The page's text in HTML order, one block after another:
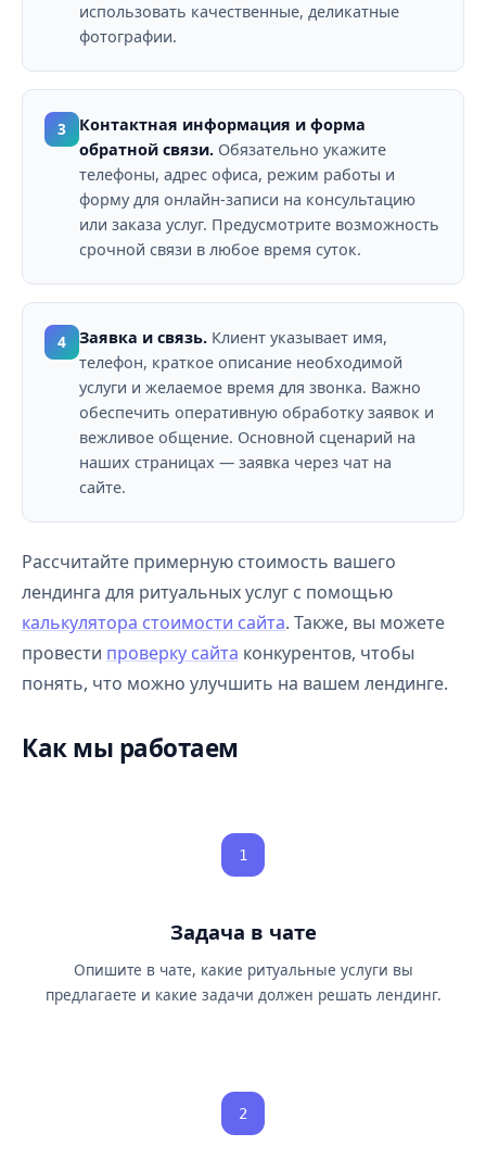
использовать качественные, деликатные
фотографии.
3
Контактная информация и форма
обратной связи. Обязательно укажите
телефоны, адрес офиса, режим работы и
форму для онлайн-записи на консультацию
или заказа услуг. Предусмотрите возможность
срочной связи в любое время суток.
4 Заявка и связь. Клиент указывает имя,
телефон, краткое описание необходимой
услуги и желаемое время для звонка. Важно
обеспечить оперативную обработку заявок и
вежливое общение. Основной сценарий на
наших страницах — заявка через чат на
сайте.
Рассчитайте примерную стоимость вашего
лендинга для ритуальных услуг с помощью
калькулятора стоимости сайта. Также, вы можете
провести проверку сайта конкурентов, чтобы
понять, что можно улучшить на вашем лендинге.
Как мы работаем
1
Задача в чате
Опишите в чате, какие ритуальные услуги вы
предлагаете и какие задачи должен решать лендинг.
2